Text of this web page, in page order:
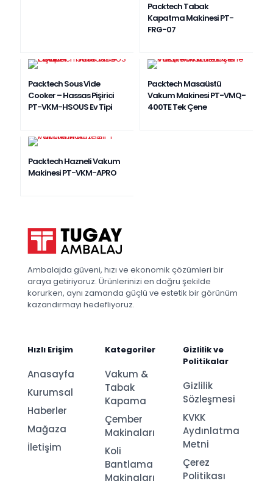
Packtech Tabak
Kapatma Makinesi PT-
FRG-07
Packtech Sous Vide
Cooker – Hassas Pişirici
PT-VKM-HSOUS Ev Tipi
Packtech Masaüstü
Vakum Makinesi PT-VMQ-
400TE Tek Çene
Packtech Hazneli Vakum
Makinesi PT-VKM-APRO
Ambalajda güveni, hızı ve ekonomik çözümleri bir
araya getiriyoruz. Ürünlerinizi en doğru şekilde
korurken, aynı zamanda güçlü ve estetik bir görünüm
kazandırmayı hedefliyoruz.
Hızlı Erişim
Anasayfa
Kurumsal
Haberler
Mağaza
İletişim
Kategoriler
Vakum &
Tabak
Kapama
Çember
Makinaları
Koli
Bantlama
Makinaları
Gizlilik ve
Politikalar
Gizlilik
Sözleşmesi
KVKK
Aydınlatma
Metni
Çerez
Politikası